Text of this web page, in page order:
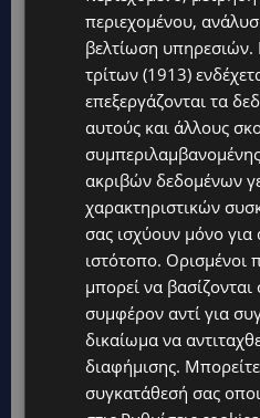
περιεχομένου,
βελτίωση υπηρεσιών.
τρίτων (1913)
επεξεργάζονται τα
αυτούς και άλλους
ακριβών δεδομένων
χαρακτηριστικών
σας ισχύουν μόνο για
ιστότοπο. Ορισμένοι
μπορεί να βασίζονται
συμφέρον αντί για
δικαίωμα να
διαφήμισης.
συγκατάθεσή σας